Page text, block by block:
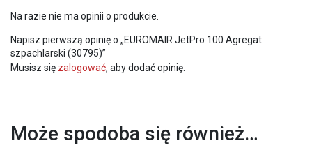
Na razie nie ma opinii o produkcie.
Napisz pierwszą opinię o „EUROMAIR JetPro 100 Agregat
szpachlarski (30795)”
Musisz się zalogować, aby dodać opinię.
Może spodoba się również…